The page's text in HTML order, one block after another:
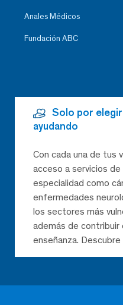
Anales Médicos
Fundación ABC
Solo por elegir
ayudando
Con cada una de tus
acceso a servicios
especialidad como
enfermedades
los sectores más
además de contribuir
enseñanza.